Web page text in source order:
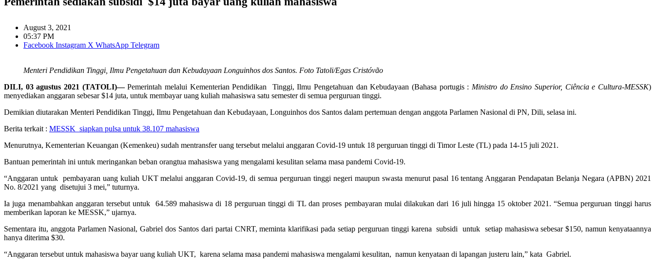
August 3, 2021
05:37 PM
Facebook Instagram X WhatsApp Telegram
Menteri Pendidikan Tinggi, Ilmu Pengetahuan dan Kebudayaan Longuinhos dos Santos. Foto Tatoli/Egas Cristóvão
DILI, 03 agustus 2021 (TATOLI)—Pemerintah melalui Kementerian Pendidikan Tinggi, Ilmu Pengetahuan dan Kebudayaan (Bahasa portugis : Ministro do Ensino Superior, Ciência e Cultura-MESSK)
menyediakan anggaran sebesar $14 juta, untuk membayar uang kuliah mahasiswa satu semester di semua perguruan tinggi.
Demikian diutarakan Menteri Pendidikan Tinggi, Ilmu Pengetahuan dan Kebudayaan, Longuinhos dos Santos dalam pertemuan dengan anggota Parlamen Nasional di PN, Dili, selasa ini.
Berita terkait : MESSK siapkan pulsa untuk 38.107 mahasiswa
Menurutnya, Kementerian Keuangan (Kemenkeu) sudah mentransfer uang tersebut melalui anggaran Covid-19 untuk 18 perguruan tinggi di Timor Leste (TL) pada 14-15 juli 2021.
Bantuan pemerintah ini untuk meringankan beban orangtua mahasiswa yang mengalami kesulitan selama masa pandemi Covid-19.
“Anggaran untuk pembayaran uang kuliah UKT melalui anggaran Covid-19, di semua perguruan tinggi negeri maupun swasta menurut pasal 16 tentang Anggaran Pendapatan Belanja Negara (APBN) 2021
No. 8/2021 yang disetujui 3 mei,” tuturnya.
Ia juga menambahkan anggaran tersebut untuk 64.589 mahasiswa di 18 perguruan tinggi di TL dan proses pembayaran mulai dilakukan dari 16 juli hingga 15 oktober 2021. “Semua perguruan tinggi harus
memberikan laporan ke MESSK,” ujarnya.
Sementara itu, anggota Parlamen Nasional, Gabriel dos Santos dari partai CNRT, meminta klarifikasi pada setiap perguruan tinggi karena subsidi untuk setiap mahasiswa sebesar $150, namun kenyataannya
hanya diterima $30.
“Anggaran tersebut untuk mahasiswa bayar uang kuliah UKT, karena selama masa pandemi mahasiswa mengalami kesulitan, namun kenyataan di lapangan justeru lain,” kata Gabriel.